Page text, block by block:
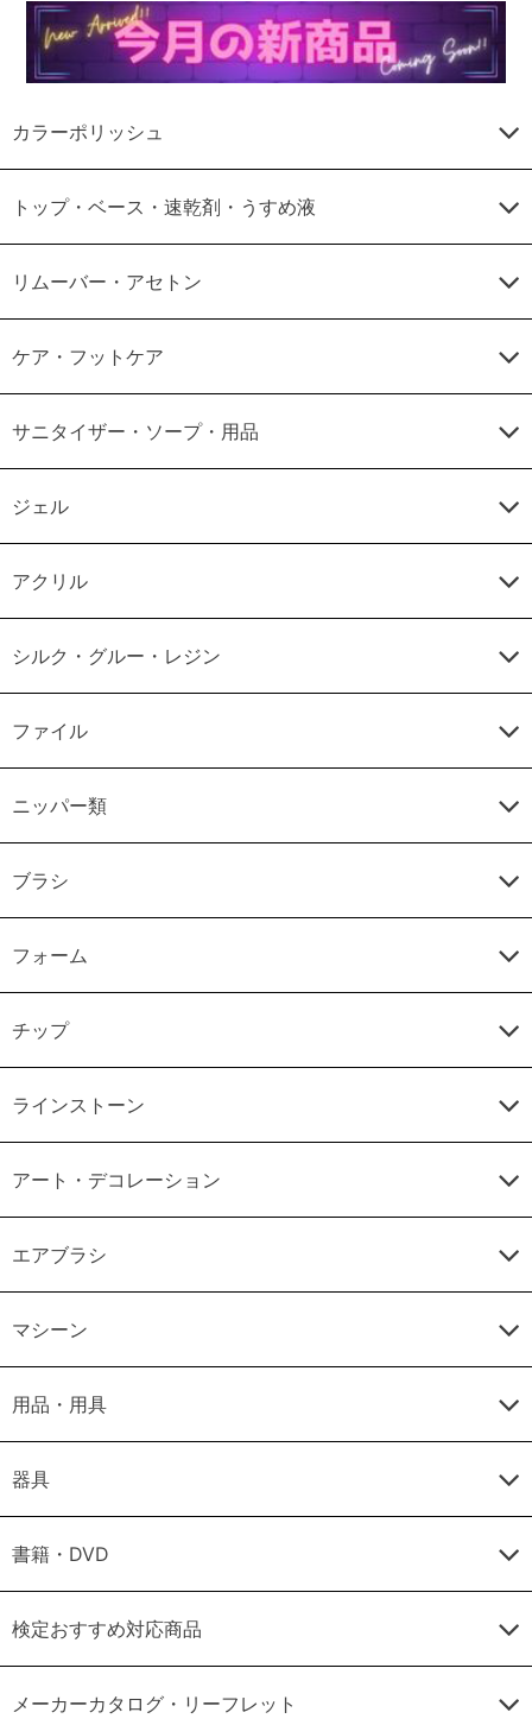
カラーポリッシュ
トップ・ベース・速乾剤・うすめ液
リムーバー・アセトン
ケア・フットケア
サニタイザー・ソープ・用品
ジェル
アクリル
シルク・グルー・レジン
ファイル
ニッパー類
ブラシ
フォーム
チップ
ラインストーン
アート・デコレーション
エアブラシ
マシーン
用品・用具
器具
書籍・DVD
検定おすすめ対応商品
メーカーカタログ・リーフレット